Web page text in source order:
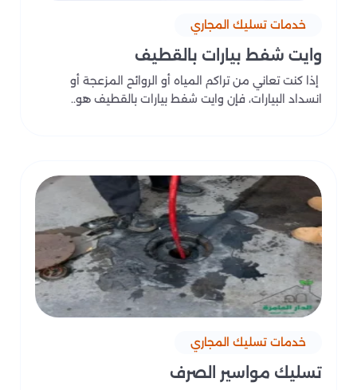
خدمات تسليك المجاري
وايت شفط بيارات بالقطيف
إذا كنت تعاني من تراكم المياه أو الروائح المزعجة أو
انسداد البيارات، فإن وايت شفط بيارات بالقطيف هو..
خدمات تسليك المجاري
تسليك مواسير الصرف